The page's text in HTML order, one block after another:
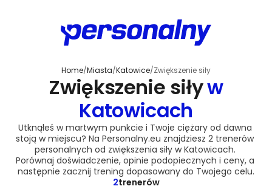
Home/Miasta/Katowice/Zwiększenie siły
Zwiększenie siływ
Katowicach
Utknąłeś w martwym punkcie i Twoje ciężary od dawna
stoją w miejscu? Na Personalny.eu znajdziesz 2 trenerów
personalnych od zwiększenia siły w Katowicach.
Porównaj doświadczenie, opinie podopiecznych i ceny, a
następnie zacznij trening dopasowany do Twojego celu.
2trenerów